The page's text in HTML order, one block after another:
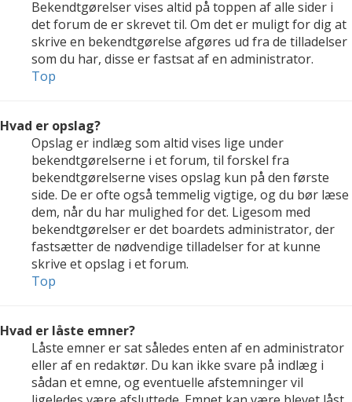
Bekendtgørelser vises altid på toppen af alle sider i
det forum de er skrevet til. Om det er muligt for dig at
skrive en bekendtgørelse afgøres ud fra de tilladelser
som du har, disse er fastsat af en administrator.
Top
Hvad er opslag?
Opslag er indlæg som altid vises lige under
bekendtgørelserne i et forum, til forskel fra
bekendtgørelserne vises opslag kun på den første
side. De er ofte også temmelig vigtige, og du bør læse
dem, når du har mulighed for det. Ligesom med
bekendtgørelser er det boardets administrator, der
fastsætter de nødvendige tilladelser for at kunne
skrive et opslag i et forum.
Top
Hvad er låste emner?
Låste emner er sat således enten af en administrator
eller af en redaktør. Du kan ikke svare på indlæg i
sådan et emne, og eventuelle afstemninger vil